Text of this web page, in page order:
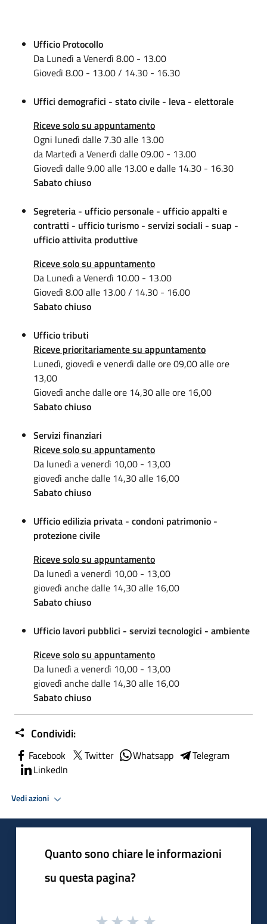
Ufficio Protocollo
Da Lunedì a Venerdì 8.00 - 13.00
Giovedì 8.00 - 13.00 / 14.30 - 16.30
Uffici demografici - stato civile - leva - elettorale
Riceve solo su appuntamento
Ogni lunedì dalle 7.30 alle 13.00
da Martedì a Venerdì dalle 09.00 - 13.00
Giovedì dalle 9.00 alle 13.00 e dalle 14.30 - 16.30
Sabato chiuso
Segreteria - ufficio personale - ufficio appalti e
contratti - ufficio turismo - servizi sociali - suap -
ufficio attivita produttive
Riceve solo su appuntamento
Da Lunedì a Venerdì 10.00 - 13.00
Giovedì 8.00 alle 13.00 / 14.30 - 16.00
Sabato chiuso
Ufficio tributi
Riceve prioritariamente su appuntamento
Lunedì, giovedì e venerdì dalle ore 09,00 alle ore
13,00
Giovedì anche dalle ore 14,30 alle ore 16,00
Sabato chiuso
Servizi finanziari
Riceve solo su appuntamento
Da lunedì a venerdì 10,00 - 13,00
giovedì anche dalle 14,30 alle 16,00
Sabato chiuso
Ufficio edilizia privata - condoni patrimonio -
protezione civile
Riceve solo su appuntamento
Da lunedì a venerdì 10,00 - 13,00
giovedì anche dalle 14,30 alle 16,00
Sabato chiuso
Ufficio lavori pubblici - servizi tecnologici - ambiente
Riceve solo su appuntamento
Da lunedì a venerdì 10,00 - 13,00
giovedì anche dalle 14,30 alle 16,00
Sabato chiuso
Condividi:
Facebook Twitter Whatsapp
Telegram
LinkedIn
Vedi azioni
Quanto sono chiare le informazioni
su questa pagina?